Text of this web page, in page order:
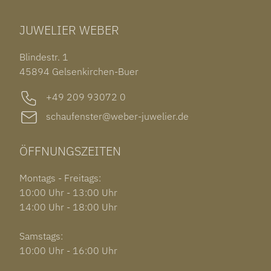
OHRSCHMUCK
OUT OF COLLECTION
ROLEX SUBMARINER DATE
GARMIN VENU 3S
JUWELIER WEBER
Blindestr. 1
45894 Gelsenkirchen-Buer
+49 209 93072 0
schaufenster@weber-juwelier.de
ÖFFNUNGSZEITEN
Montags - Freitags:
10:00 Uhr - 13:00 Uhr
14:00 Uhr - 18:00 Uhr
Samstags:
10:00 Uhr - 16:00 Uhr